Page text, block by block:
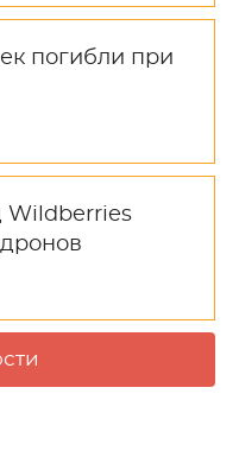
погибли при
Wildberries